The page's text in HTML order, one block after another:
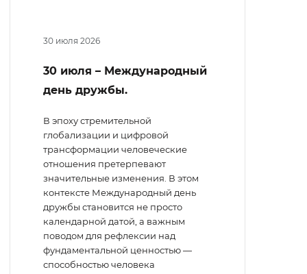
30 июля 2026
30 июля – Международный
день дружбы.
В эпоху стремительной
глобализации и цифровой
трансформации человеческие
отношения претерпевают
значительные изменения. В этом
контексте Международный день
дружбы становится не просто
календарной датой, а важным
поводом для рефлексии над
фундаментальной ценностью —
способностью человека